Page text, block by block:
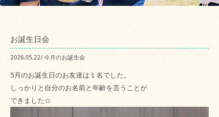
お誕生日会
2026.05.22/今月のお誕生会
5月のお誕生日のお友達は１名でした。
しっかりと自分のお名前と年齢を言うことが
できました☆